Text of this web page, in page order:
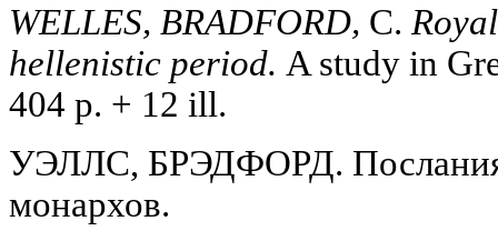
WELLES, BRADFORD, C.
hellenistic period. A study in
404 p. + 12 ill.
УЭЛЛС, БРЭДФОРД. Послания
монархов.